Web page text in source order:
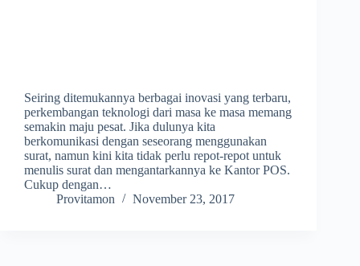
Seiring ditemukannya berbagai inovasi yang terbaru,
perkembangan teknologi dari masa ke masa memang
semakin maju pesat. Jika dulunya kita
berkomunikasi dengan seseorang menggunakan
surat, namun kini kita tidak perlu repot-repot untuk
menulis surat dan mengantarkannya ke Kantor POS.
Cukup dengan…
Provitamon
November 23, 2017